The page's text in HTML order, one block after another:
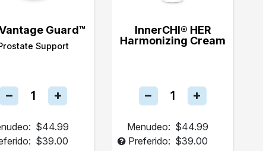
Guard™
Support
$44.99
$39.00
InnerCHI® HER
Harmonizing Cream
Menudeo: $44.99
Preferido: $39.00